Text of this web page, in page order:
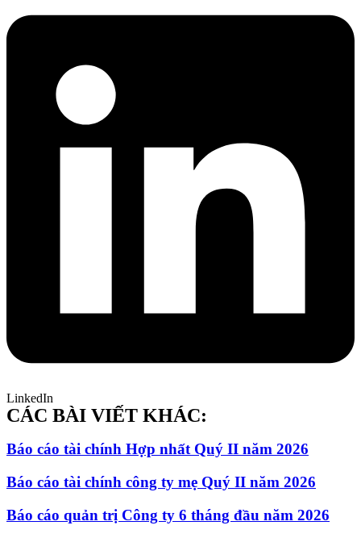
LinkedIn
CÁC BÀI VIẾT KHÁC:
Báo cáo tài chính Hợp nhất Quý II năm 2026
Báo cáo tài chính công ty mẹ Quý II năm 2026
Báo cáo quản trị Công ty 6 tháng đầu năm 2026